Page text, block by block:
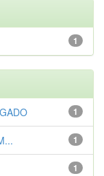
1
1
1
1